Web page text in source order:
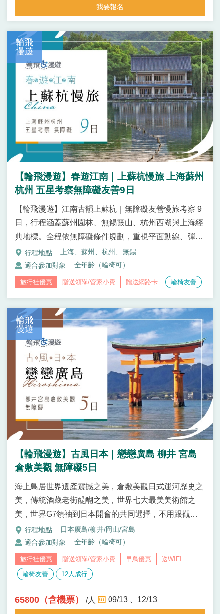
我要報名
輪飛
慢遊
【輪飛漫遊】春遊江南｜上蘇杭慢旅 上海蘇州
杭州 五星考察無障礙友善9日
【輪飛漫遊】江南古韻上蘇杭｜無障礙友善慢旅考察 9
日，行程涵蓋蘇州園林、無錫靈山、杭州西湖與上海經
典地標。全程依無障礙條件規劃，重視平面動線、彈性
停留與舒適節奏，安排實景演出《最憶是杭州》與城市
藝文體驗，適合輪椅旅客與同行家屬安心參與的江南深
度旅程。從江南園林到上海摩登，【輪飛漫遊】以無障
與家屬都能自在參與的江南慢旅。
上海、蘇州、杭州、無錫
全年齡（輪椅可）
贈送領隊/管家小費 贈送網路卡 輪椅友善
輪飛
慢遊
【輪飛漫遊】古風日本｜戀戀廣島 柳井 宮島
倉敷美觀 無障礙5日
海上鳥居世界遺產震撼之美，倉敷美觀日式運河歷史之
美，傳統酒藏老街醍醐之美，世界七大最美美術館之
美，世界G7領袖到日本開會的共同選擇，不用跟觀光
客人擠人，悠閒徜徉在廣島柳井岡山的美麗風景中。
日本廣島/柳井/岡山/宮島
全年齡（輪椅可）
贈送領隊/管家小費 早鳥優惠
送WIFI
輪椅友善
12人成行
65800（含機票） /人 09/13 12/13